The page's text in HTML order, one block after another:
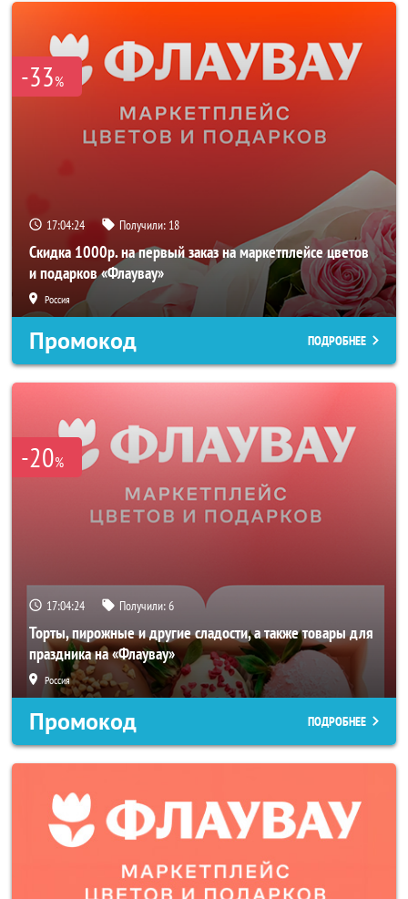
-33%
17:04:23 Получили: 18
Скидка 1000р. на первый заказ на маркетплейсе цветов
и подарков «Флаувау»
Россия
Промокод ПОДРОБНЕЕ
-20%
17:04:23 Получили:6
Торты, пирожные и другие сладости, а также товары для
праздника на «Флаувау»
Россия
Промокод ПОДРОБНЕЕ